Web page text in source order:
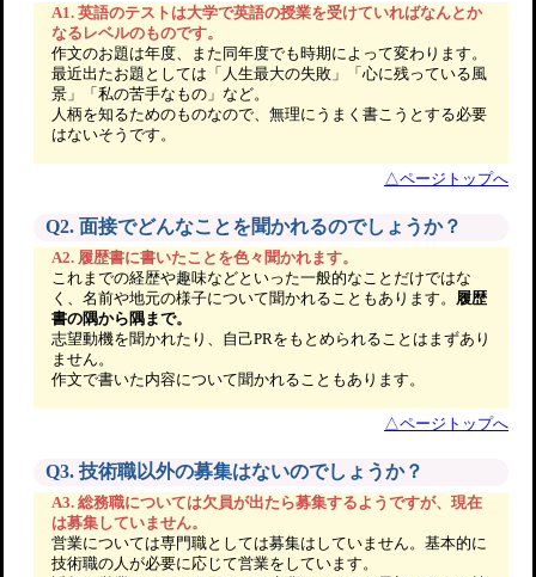
A1. 英語のテストは大学で英語の授業を受けていればなんとか
なるレベルのものです。
作文のお題は年度、また同年度でも時期によって変わります。
最近出たお題としては「人生最大の失敗」「心に残っている風
景」「私の苦手なもの」など。
人柄を知るためのものなので、無理にうまく書こうとする必要
はないそうです。
△ページトップへ
Q2. 面接でどんなことを聞かれるのでしょうか？
A2. 履歴書に書いたことを色々聞かれます。
これまでの経歴や趣味などといった一般的なことだけではな
く、名前や地元の様子について聞かれることもあります。 履歴
書の隅から隅まで。
志望動機を聞かれたり、自己PRをもとめられることはまずあり
ません。
作文で書いた内容について聞かれることもあります。
△ページトップへ
Q3. 技術職以外の募集はないのでしょうか？
A3. 総務職については欠員が出たら募集するようですが、現在
は募集していません。
営業については専門職としては募集はしていません。基本的に
技術職の人が必要に応じて営業をしています。